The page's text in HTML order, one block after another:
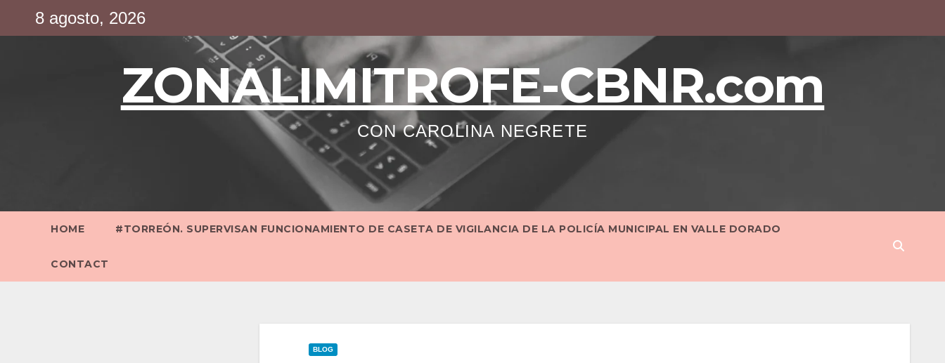
8 agosto, 2026
ZONALIMITROFE-CBNR.com
CON CAROLINA NEGRETE
HOME #TORREÓN. SUPERVISAN FUNCIONAMIENTO DE CASETA DE VIGILANCIA DE LA POLICÍA MUNICIPAL EN VALLE DORADO
CONTACT
BLOG